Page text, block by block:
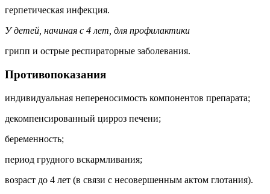
герпетическая инфекция.
У детей, начиная с 4 лет, для профилактики
грипп и острые респираторные заболевания.
Противопоказания
индивидуальная непереносимость компонентов препарата;
декомпенсированный цирроз печени;
беременность;
период грудного вскармливания;
возраст до 4 лет (в связи с несовершенным актом глотания).